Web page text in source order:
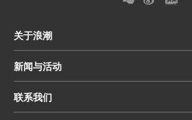
关于浪潮
新闻与活动
联系我们